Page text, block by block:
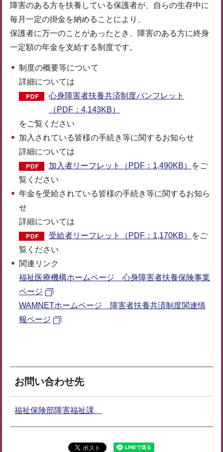
障害のある方を扶養している保護者が、自らの生存中に
毎月一定の掛金を納めることにより、
保護者に万一のことがあったとき、障害のある方に終身
一定額の年金を支給する制度です。
制度の概要等について
詳細については
心身障害者扶養共済制度パンフレット
（PDF：4,143KB）
をご覧ください
加入されている皆様の手続き等に関するお知らせ
詳細については
加入者リーフレット（PDF：1,490KB）
をご
覧ください
年金を受給されている皆様の手続き等に関するお知ら
せ
詳細については
受給者リーフレット（PDF：1,170KB）
をご
覧ください
関連リンク
福祉医療機構ホームページ 心身障害者扶養保険事業
ページ
WAMNETホームページ 障害者扶養共済制度関連情
報ページ
お問い合わせ先
福祉保険部障害福祉課